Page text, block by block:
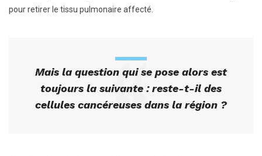
pour retirer le tissu pulmonaire affecté.
Mais la question qui se pose alors est
toujours la suivante : reste-t-il des
cellules cancéreuses dans la région ?